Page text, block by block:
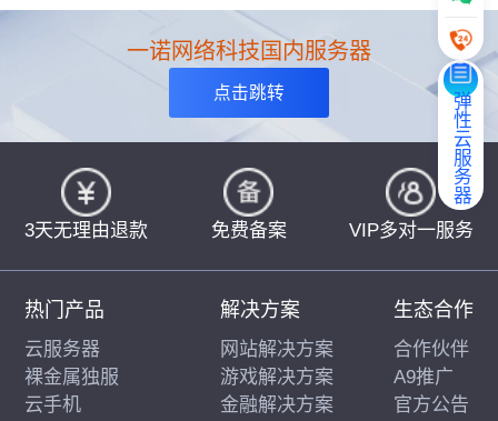
弹性云服务器
一诺网络科技国内服务器
点击跳转
3天无理由退款 免费备案 VIP多对一服务
热门产品
云服务器
裸金属独服
云手机
解决方案
网站解决方案
游戏解决方案
金融解决方案
生态合作
合作伙伴
A9推广
官方公告